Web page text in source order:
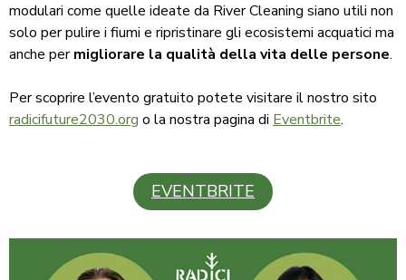
modulari come quelle ideate da River Cleaning siano utili non
solo per pulire i fiumi e ripristinare gli ecosistemi acquatici ma
anche permigliorare la qualità della vita delle persone.
Per scoprire l’evento gratuito potete visitare il nostro sito
radicifuture2030.org o la nostra pagina di Eventbrite.
EVENTBRITE